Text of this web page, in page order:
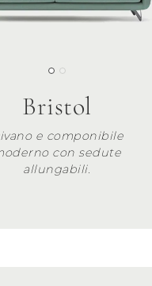
Bristol
e componibile
con sedute
allungabili.